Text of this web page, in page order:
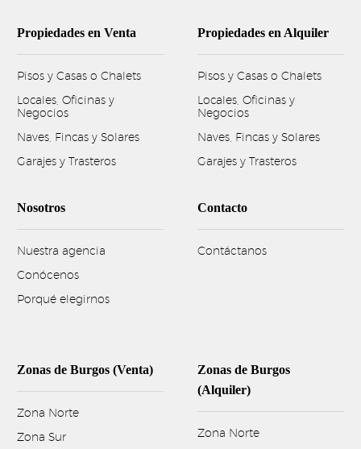
Propiedades en Venta
Pisos y Casas o Chalets
Locales, Oficinas y
Negocios
Naves, Fincas y Solares
Garajes y Trasteros
Propiedades en Alquiler
Pisos y Casas o Chalets
Locales, Oficinas y
Negocios
Naves, Fincas y Solares
Garajes y Trasteros
Nosotros
Nuestra agencia
Conócenos
Porqué elegirnos
Contacto
Contáctanos
Zonas de Burgos (Venta)
Zona Norte
Zona Sur
Zonas de Burgos
(Alquiler)
Zona Norte